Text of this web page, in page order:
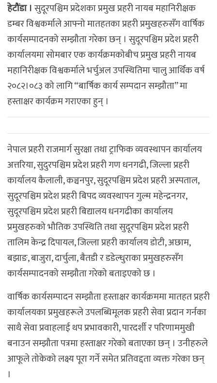
हेटौंडा ।सुदूरपश्चिम प्रदेशका प्रमुख प्रहरी नायब महानिरीक्षक
डम्बर विश्वकर्माले आफ्नो मातहतका प्रहरी प्रमुखहरुसँग वार्षिक
कार्यसम्पादनको सम्झौता गरेका छन् । सुदूरपश्चिम प्रदेश प्रहरी
कार्यालयमा सोमबार एक कार्यक्रमकोबीच प्रमुख प्रहरी नायब
महानिरीक्षक विश्वकर्माले भर्चुअल उपस्थितिमा चालु आर्थिक वर्ष
२०८२।०८३ को लागि “बार्षिक कार्य सम्पदान सम्झौता” मा
हस्ताक्षर कार्यक्रम गराएका हुन् ।
नेपाल प्रहरी राजमार्ग सुरक्षा तथा ट्राफिक व्यवस्थापन कार्यालय
अत्तरिया, सुदुरपश्चिम प्रदेश प्रहरी गण धनगढी, जिल्ला प्रहरी
कार्यालय कैलाली, कञ्चनपुर, सुदूरपश्चिम प्रदेश प्रहरी अस्पताल,
सुदूरपश्चिम प्रदेश प्रहरी बिपद व्यवस्थापन गुल्म महेन्द्रनगर,
सुदूरपश्चिम प्रदेश प्रहरी बिद्यालय धनगढीका कार्यालय
प्रमुखहरुको भौतिक उपस्थिति तथा सुदूरपश्चिम प्रदेश प्रहरी
तालिम केन्द्र दिपायल, जिल्ला प्रहरी कार्यालय डोटी, अछाम,
बझाङ, बाजुरा, दार्चुला, बैतडी र डडेल्धुराका प्रमुखहरुसँग
कार्यसम्पादनको सम्झौता गरेको बताइएको छ ।
वार्षिक कार्यसम्पादन सम्झौता हस्ताक्षर कार्यक्रममा मातहत प्रहरी
कार्यालयका प्रमुखहरूले उपलब्धिमूलक प्रहरी सेवा प्रदान गर्नका
साथै सेवा प्रवाहलाई थप प्रभावकारी, पारदर्शी र परिणाममुखी
बनाउन सम्झौता पत्रमा हस्ताक्षर गरेको बताएका छन् । उनीहरुले
आफूले तोकेको लक्ष्य पूरा गर्ने समेत प्रतिवद्दता व्यक्त गरेका छन्
।